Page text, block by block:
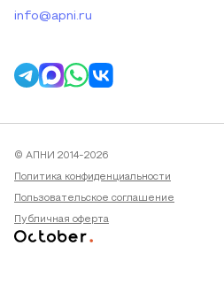
info@apni.ru
© АПНИ 2014-2026
Политика конфиденциальности
Пользовательское соглашение
Публичная оферта